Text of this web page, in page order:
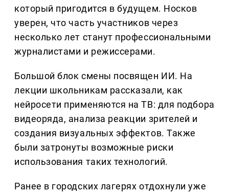
который пригодится в будущем. Носков
уверен, что часть участников через
несколько лет станут профессиональными
журналистами и режиссерами.
Большой блок смены посвящен ИИ. На
лекции школьникам рассказали, как
нейросети применяются на ТВ: для подбора
видеоряда, анализа реакции зрителей и
создания визуальных эффектов. Также
были затронуты возможные риски
использования таких технологий.
Ранее в городских лагерях отдохнули уже